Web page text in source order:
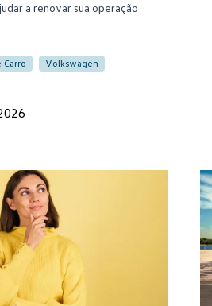
a renovar sua operação
Carro
Volkswagen